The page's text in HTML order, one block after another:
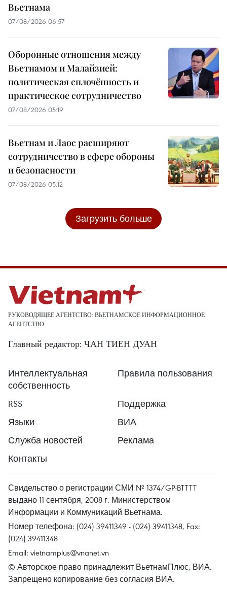
Вьетнама
07/08/2026 06:57
Оборонные отношения между
Вьетнамом и Малайзией:
политическая сплочённость и
практическое сотрудничество
07/08/2026 05:19
Вьетнам и Лаос расширяют
сотрудничество в сфере обороны
и безопасности
07/08/2026 05:12
Загрузить больше
РУКОВОДЯЩЕЕ АГЕНТСТВО: ВЬЕТНАМСКОЕ ИНФОРМАЦИОННОЕ
АГЕНТСТВО
Главный редактор: ЧАН ТИЕН ДУАН
Интеллектуальная
собственность
Правила пользования
RSS
Поддержка
Языки
ВИА
Служба новостей
Реклама
Контакты
Свидельство о регистрации СМИ № 1374/GP-BTTTT
выдано 11 сентября, 2008 г. Министерством
Информации и Коммуникаций Вьетнама.
Номер телефона: (024) 39411349 - (024) 39411348, Fax:
(024) 39411348
Email: vietnamplus@vnanet.vn
© Авторское право принадлежит ВьетнамПлюс, ВИА.
Запрещено копирование без согласия ВИА.